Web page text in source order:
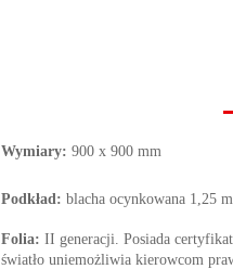
Wymiary: 900 x 900 mm
Podkład: blacha ocynkowana 1,25
Folia: II generacji. Posiada
światło uniemożliwia kierowcom